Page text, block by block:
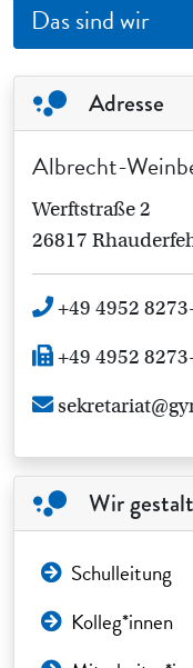
Das sind wir
Adresse
Albrecht-
Werftstraße 2
26817
+49 4952
+49 4952
Wir
Schulleitung
Kolleg*innen